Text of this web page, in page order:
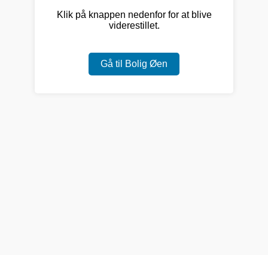
Klik på knappen nedenfor for at blive
viderestillet.
Gå til Bolig Øen